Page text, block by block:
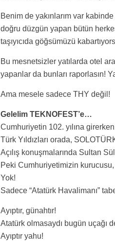
Benim de yakınlarım var
doğru düzgün yapan bütün
taşıyıcıda göğsümüzü
Bu mesnetsizler yatılarda otel
yapanlar da bunları raporlasın!
Ama mesele sadece THY değil!
Gelelim TEKNOFEST’e…
Cumhuriyetin 102. yılına
Türk Yıldızları orada,
Açılış konuşmalarında Sultan
Peki Cumhuriyetimizin
Yok!
Sadece “Atatürk Havalimanı”
Ayıptır, günahtır!
Atatürk olmasaydı bugün uçağı
Ayıptır yahu!